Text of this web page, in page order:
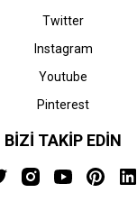
Twitter
Instagram
Youtube
Pinterest
BİZİ TAKİP EDİN